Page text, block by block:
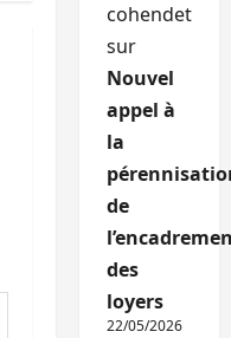
cohendet
sur
Nouvel
appel à
la
de
des
loyers
22/05/2026